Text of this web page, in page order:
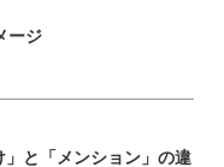
ージ
と「メンション」の違